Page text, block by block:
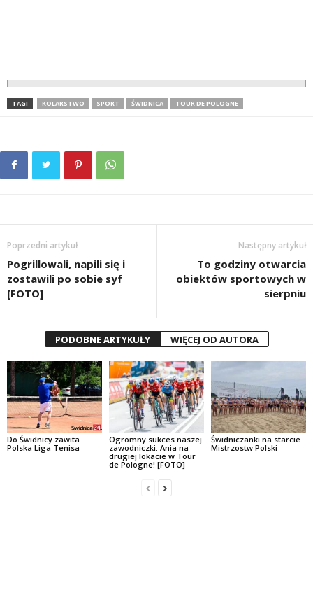
TAGI KOLARSTWO SPORT ŚWIDNICA TOUR DE POLOGNE
Poprzedni artykuł
Pogrillowali, napili się i
zostawili po sobie syf
[FOTO]
Następny artykuł
To godziny otwarcia
obiektów sportowych w
sierpniu
PODOBNE ARTYKUŁY WIĘCEJ OD AUTORA
Do Świdnicy zawita
Polska Liga Tenisa
Ogromny sukces naszej
zawodniczki. Ania na
drugiej lokacie w Tour
de Pologne! [FOTO]
Świdniczanki na starcie
Mistrzostw Polski